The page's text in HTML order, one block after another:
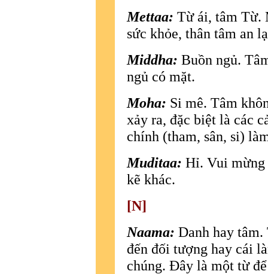
Mettaa: Từ ái, tâm Từ.
sức khỏe, thân tâm an
Middha: Buồn ngủ.
ngủ có mặt.
Moha: Si mê. Tâm
xảy ra, đặc biệt là các
chính (tham, sân, si)
Muditaa: Hỉ. Vui mừng
kẽ khác.
[N]
Naama: Danh hay
đến đối tượng hay cái
chúng. Ðây là một từ